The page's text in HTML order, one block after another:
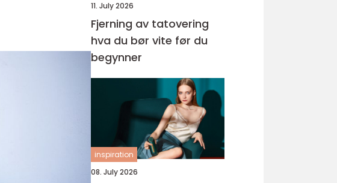
11. July 2026
Fjerning av tatovering
hva du bør vite før du
begynner
inspiration
08. July 2026